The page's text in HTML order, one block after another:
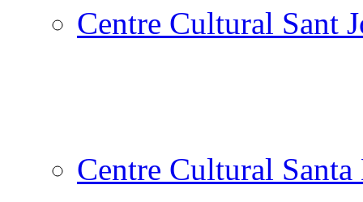
Centre Cultural Sant
Centre Cultural